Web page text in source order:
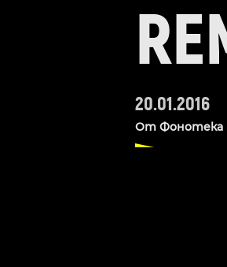
20.01.2016
От Фонотека